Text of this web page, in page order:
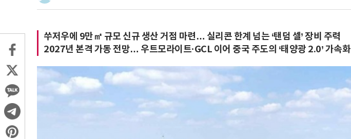
쑤저우에 9만㎡ 규모 신규 생산 거점 마련… 실리콘 한계 넘는 ‘탠덤 셀’ 장비 주력
2027년 본격 가동 전망… 우트모라이트·GCL 이어 중국 주도의 ‘태양광 2.0’ 가속화